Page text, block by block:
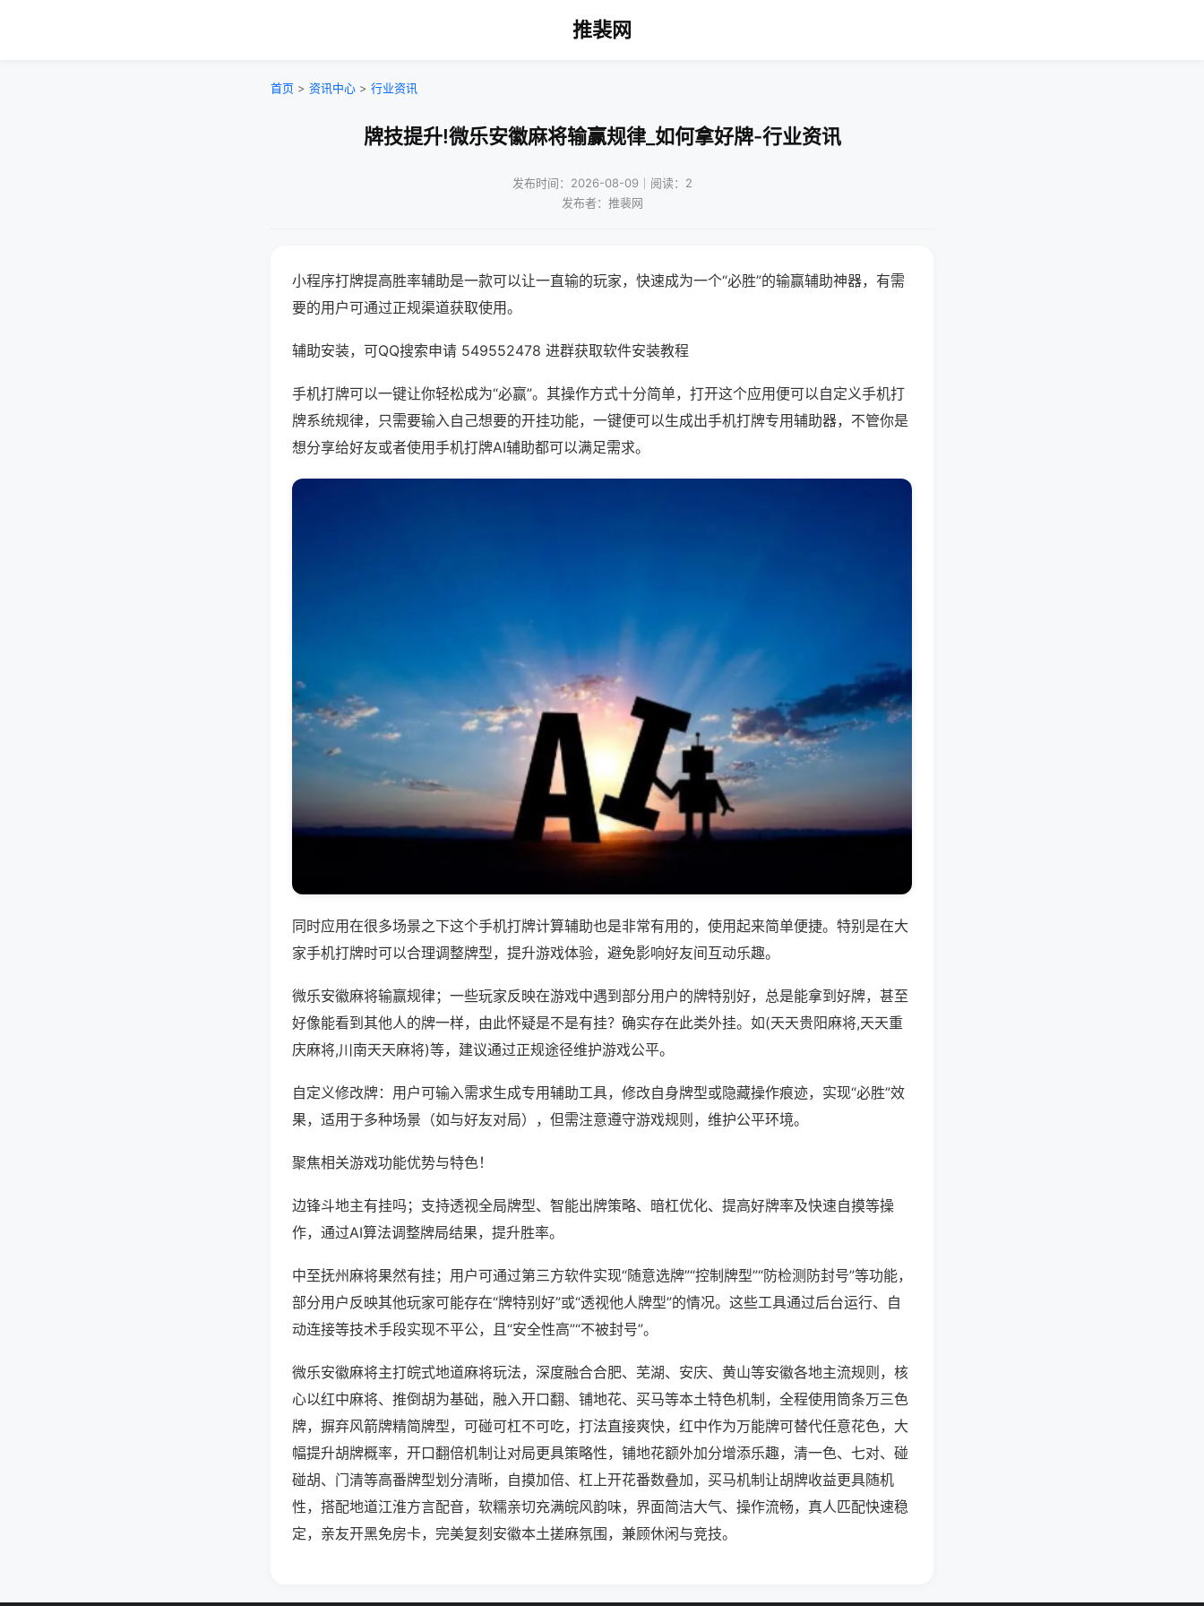
推裴网
首页 > 资讯中心 > 行业资讯
牌技提升!微乐安徽麻将输赢规律_如何拿好牌-行业资讯
发布时间：2026-08-09｜阅读：2
发布者：推裴网
小程序打牌提高胜率辅助是一款可以让一直输的玩家，快速成为一个“必胜”的输赢辅助神器，有需
要的用户可通过正规渠道获取使用。
辅助安装，可QQ搜索申请 549552478 进群获取软件安装教程
手机打牌可以一键让你轻松成为“必赢”。其操作方式十分简单，打开这个应用便可以自定义手机打
牌系统规律，只需要输入自己想要的开挂功能，一键便可以生成出手机打牌专用辅助器，不管你是
想分享给好友或者使用手机打牌AI辅助都可以满足需求。
同时应用在很多场景之下这个手机打牌计算辅助也是非常有用的，使用起来简单便捷。特别是在大
家手机打牌时可以合理调整牌型，提升游戏体验，避免影响好友间互动乐趣。
微乐安徽麻将输赢规律；一些玩家反映在游戏中遇到部分用户的牌特别好，总是能拿到好牌，甚至
好像能看到其他人的牌一样，由此怀疑是不是有挂？确实存在此类外挂。如(天天贵阳麻将,天天重
庆麻将,川南天天麻将)等，建议通过正规途径维护游戏公平。
自定义修改牌：用户可输入需求生成专用辅助工具，修改自身牌型或隐藏操作痕迹，实现“必胜”效
果，适用于多种场景（如与好友对局），但需注意遵守游戏规则，维护公平环境。
聚焦相关游戏功能优势与特色！
边锋斗地主有挂吗；支持透视全局牌型、智能出牌策略、暗杠优化、提高好牌率及快速自摸等操
作，通过AI算法调整牌局结果，提升胜率。
中至抚州麻将果然有挂；用户可通过第三方软件实现“随意选牌”“控制牌型”“防检测防封号”等功能，
部分用户反映其他玩家可能存在“牌特别好”或“透视他人牌型”的情况。这些工具通过后台运行、自
动连接等技术手段实现不平公，且“安全性高”“不被封号”。
微乐安徽麻将主打皖式地道麻将玩法，深度融合合肥、芜湖、安庆、黄山等安徽各地主流规则，核
心以红中麻将、推倒胡为基础，融入开口翻、铺地花、买马等本土特色机制，全程使用筒条万三色
牌，摒弃风箭牌精简牌型，可碰可杠不可吃，打法直接爽快，红中作为万能牌可替代任意花色，大
幅提升胡牌概率，开口翻倍机制让对局更具策略性，铺地花额外加分增添乐趣，清一色、七对、碰
碰胡、门清等高番牌型划分清晰，自摸加倍、杠上开花番数叠加，买马机制让胡牌收益更具随机
性，搭配地道江淮方言配音，软糯亲切充满皖风韵味，界面简洁大气、操作流畅，真人匹配快速稳
定，亲友开黑免房卡，完美复刻安徽本土搓麻氛围，兼顾休闲与竞技。